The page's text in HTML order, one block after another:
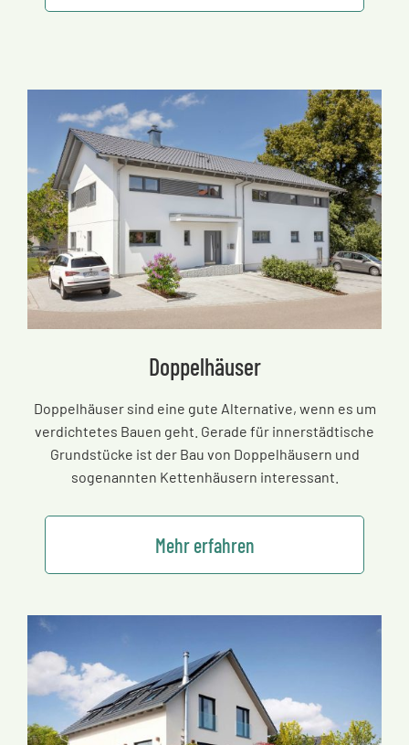
Doppelhäuser
Doppelhäuser sind eine gute Alternative, wenn es um
verdichtetes Bauen geht. Gerade für innerstädtische
Grundstücke ist der Bau von Doppelhäusern und
sogenannten Kettenhäusern interessant.
Mehr erfahren